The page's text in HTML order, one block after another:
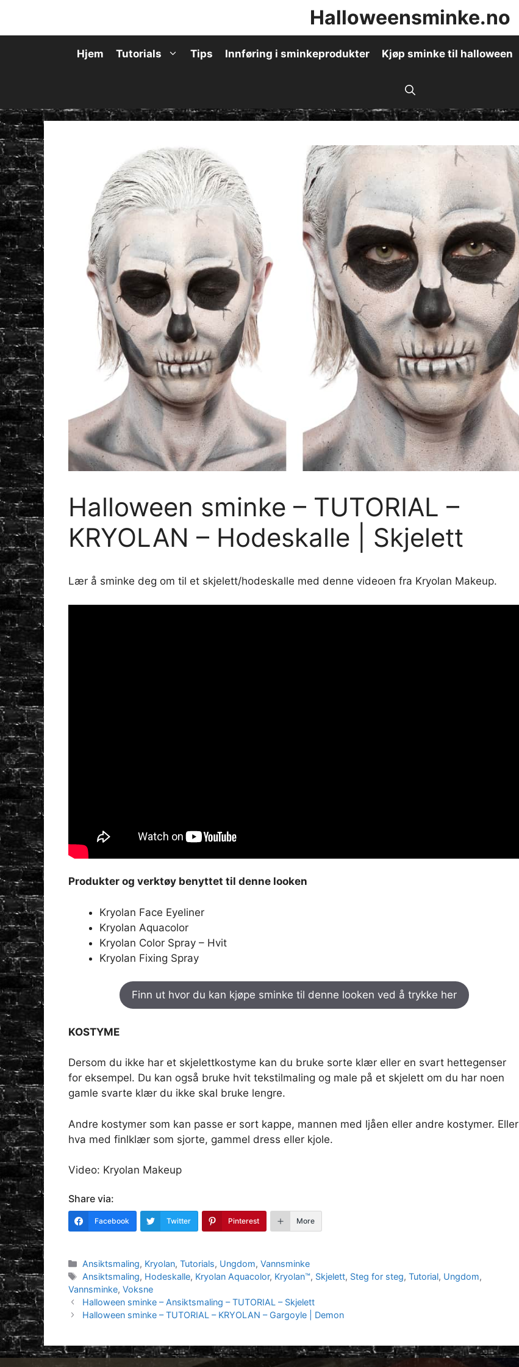
innhold
Halloweensminke.no
Hjem Tutorials Tips Innføring i sminkeprodukter Kjøp sminke til halloween
Halloween sminke – TUTORIAL –
KRYOLAN – Hodeskalle | Skjelett
Lær å sminke deg om til et skjelett/hodeskalle med denne videoen fra Kryolan Makeup.
Produkter og verktøy benyttet til denne looken
Kryolan Face Eyeliner
Kryolan Aquacolor
Kryolan Color Spray – Hvit
Kryolan Fixing Spray
Finn ut hvor du kan kjøpe sminke til denne looken ved å trykke her
KOSTYME
Dersom du ikke har et skjelettkostyme kan du bruke sorte klær eller en svart hettegenser
for eksempel. Du kan også bruke hvit tekstilmaling og male på et skjelett om du har noen
gamle svarte klær du ikke skal bruke lengre.
Andre kostymer som kan passe er sort kappe, mannen med ljåen eller andre kostymer. Eller
hva med finlklær som sjorte, gammel dress eller kjole.
Video: Kryolan Makeup
Share via:
Facebook Twitter Pinterest More
Kategorier
Ansiktsmaling, Kryolan,Tutorials, Ungdom,Vannsminke
Stikkord
Ansiktsmaling, Hodeskalle, Kryolan Aquacolor, Kryolan™, Skjelett, Steg for steg,Tutorial, Ungdom,
Vannsminke, Voksne
Halloween sminke – Ansiktsmaling – TUTORIAL – Skjelett
Halloween sminke – TUTORIAL – KRYOLAN – Gargoyle | Demon